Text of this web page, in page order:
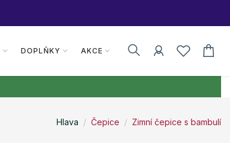
DOPLŇKY AKCE
Hlava Čepice Zimní čepice s bambulí